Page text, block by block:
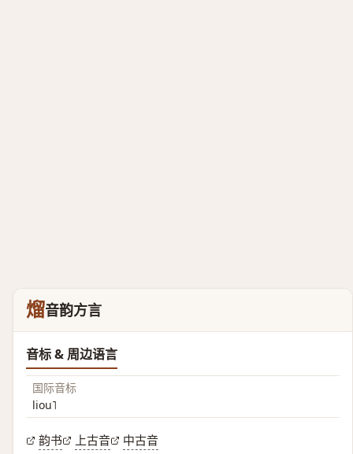
熘音韵方言
音标 & 周边语言
国际音标
liou˥
韵书 上古音 中古音